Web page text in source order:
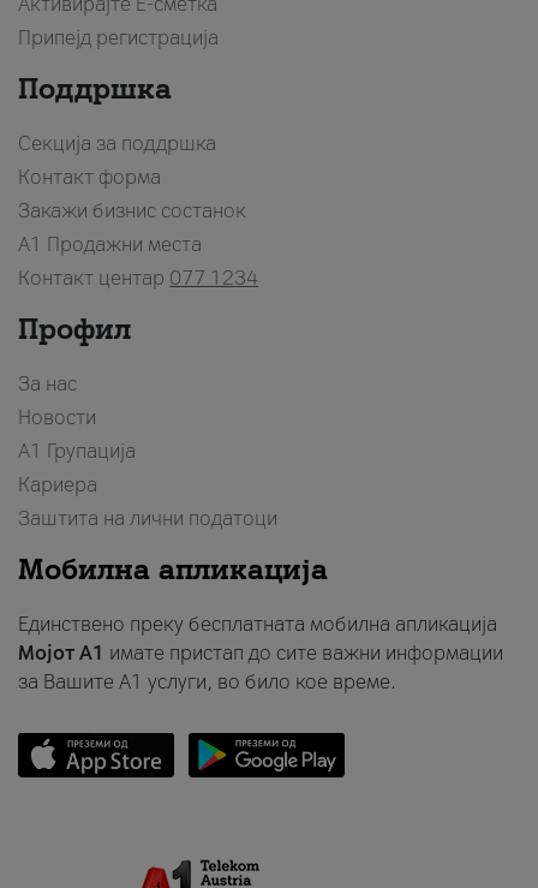
Припејд регистрација
Поддршка
Секција за поддршка
Контакт форма
Закажи бизнис состанок
A1 Продажни места
Контакт центар 077 1234
Профил
За нас
Новости
А1 Групација
Кариера
Заштита на лични податоци
Мобилна апликација
Единствено преку бесплатната мобилна апликација
Мојот A1 имате пристап до сите важни информации
за Вашите A1 услуги, во било кое време.